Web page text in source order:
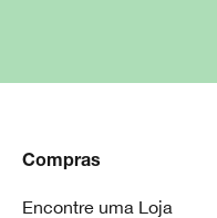
Compras
Encontre uma Loja